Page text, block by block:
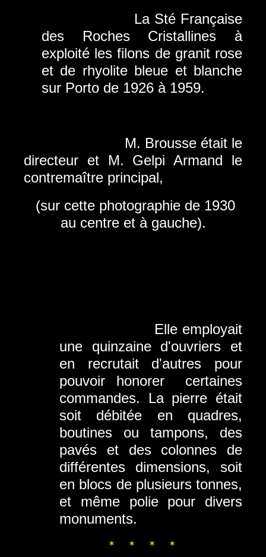
La Sté Française
des Roches Cristallines à
exploité les filons de granit rose
et de rhyolite bleue et blanche
sur Porto de 1926 à 1959.
M. Brousse était le
directeur et M. Gelpi Armand le
contremaître principal,
(sur cette photographie de 1930
au centre et à gauche).
Elle employait
une quinzaine d'ouvriers et
en recrutait d'autres pour
pouvoir honorer
certaines
commandes. La pierre était
soit débitée en quadres,
boutines ou tampons, des
pavés et des colonnes de
différentes dimensions, soit
en blocs de plusieurs tonnes,
et même polie pour divers
monuments.
* * * *